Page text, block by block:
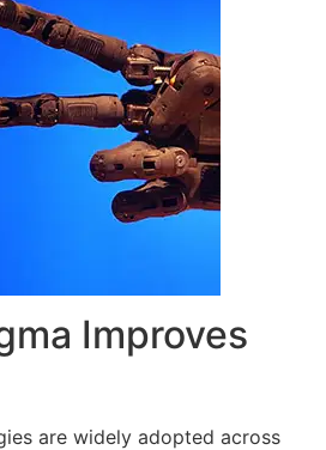
Improves
are widely adopted across